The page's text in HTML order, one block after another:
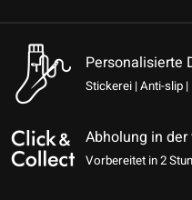
Personalisierte
Stickerei | Anti-slip
Abholung in
Vorbereitet in 2